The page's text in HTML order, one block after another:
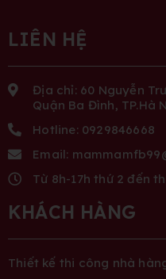
LIÊN HỆ
Địa chỉ: 60 Nguyễn
Quận Ba Đình, TP.Hà
Hotline: 0929846668
Email:
Từ 8h-17h thứ 2 đến
KHÁCH HÀNG
Thiết kế thi công nhà